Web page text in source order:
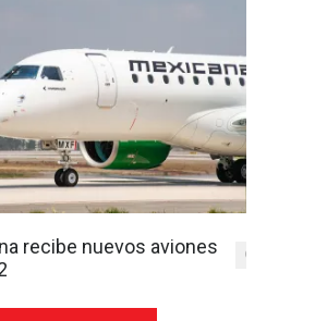
recibe nuevos aviones
0